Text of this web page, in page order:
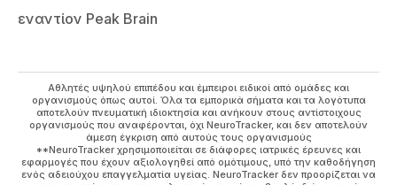
εναντίον Peak Brain
Αθλητές υψηλού επιπέδου και έμπειροι ειδικοί από ομάδες και
οργανισμούς όπως αυτοί. Όλα τα εμπορικά σήματα και τα λογότυπα
αποτελούν πνευματική ιδιοκτησία και ανήκουν στους αντίστοιχους
οργανισμούς που αναφέρονται, όχι NeuroTracker, και δεν αποτελούν
άμεση έγκριση από αυτούς τους οργανισμούς
**NeuroTracker χρησιμοποιείται σε διάφορες ιατρικές έρευνες και
εφαρμογές που έχουν αξιολογηθεί από ομότιμους, υπό την καθοδήγηση
ενός αδειούχου επαγγελματία υγείας. NeuroTracker δεν προορίζεται να